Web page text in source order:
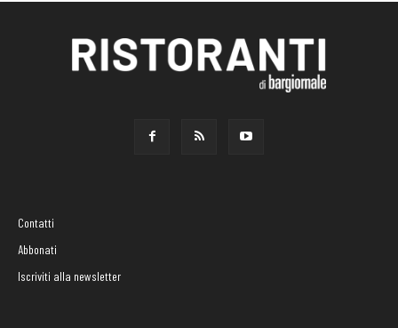
Contatti
Abbonati
Iscriviti alla newsletter